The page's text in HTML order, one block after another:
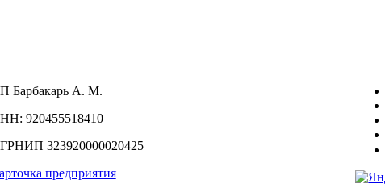
Барбакарь А. М.
: 920455518410
323920000020425
предприятия